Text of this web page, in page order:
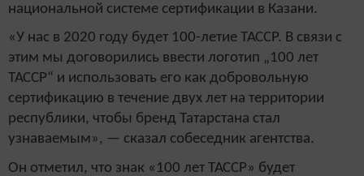
национальной системе сертификации в Казани.
«У нас в 2020 году будет 100-летие ТАССР. В связи с
этим мы договорились ввести логотип „100 лет
ТАССР“ и использовать его как добровольную
сертификацию в течение двух лет на территории
республики, чтобы бренд Татарстана стал
узнаваемым», — сказал собеседник агентства.
Он отметил, что знак «100 лет ТАССР» будет